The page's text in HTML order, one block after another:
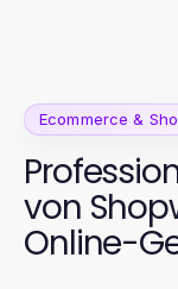
Ecommerce &
von
Online-